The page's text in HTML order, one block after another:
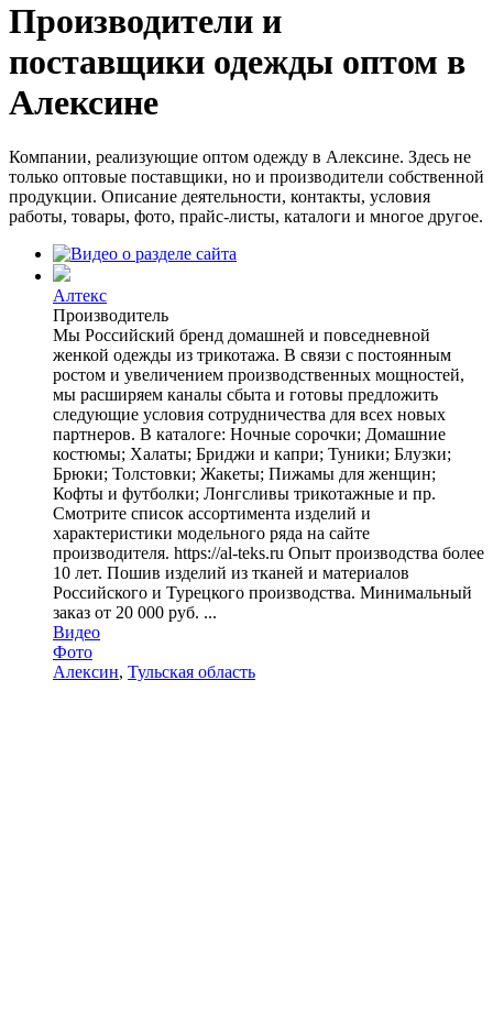
Производители и
поставщики одежды оптом в
Алексине
Компании, реализующие оптом одежду в Алексине. Здесь не
только оптовые поставщики, но и производители собственной
продукции. Описание деятельности, контакты, условия
работы, товары, фото, прайс-листы, каталоги и многое другое.
Алтекс
Производитель
Мы Российский бренд домашней и повседневной
женкой одежды из трикотажа. В связи с постоянным
ростом и увеличением производственных мощностей,
мы расширяем каналы сбыта и готовы предложить
следующие условия сотрудничества для всех новых
партнеров. В каталоге: Ночные сорочки; Домашние
костюмы; Халаты; Бриджи и капри; Туники; Блузки;
Брюки; Толстовки; Жакеты; Пижамы для женщин;
Кофты и футболки; Лонгсливы трикотажные и пр.
Смотрите список ассортимента изделий и
характеристики модельного ряда на сайте
производителя. https://al-teks.ru Опыт производства более
10 лет. Пошив изделий из тканей и материалов
Российского и Турецкого производства. Минимальный
заказ от 20 000 руб. ...
Видео
Фото
Алексин, Тульская область